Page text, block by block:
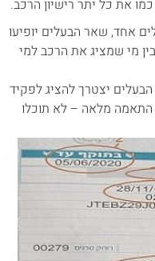
את כל יתר רישיון הרכב.
אחד, שאר הבעלים יופיעו
מי שמציג את הרכב למי
יצטרך להציג לפקיד
התאמה מלאה – לא תוכלו